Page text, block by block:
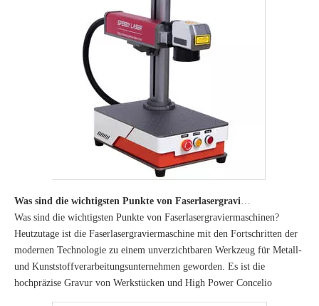
Was sind die wichtigsten Punkte von Faserlasergraviermaschinen?
Was sind die wichtigsten Punkte von Faserlasergraviermaschinen?
Heutzutage ist die Faserlasergraviermaschine mit den Fortschritten der
modernen Technologie zu einem unverzichtbaren Werkzeug für Metall-
und Kunststoffverarbeitungsunternehmen geworden. Es ist die
hochpräzise Gravur von Werkstücken und High Power Concelio